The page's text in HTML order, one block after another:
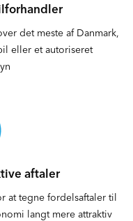
det meste af Danmark,
eller et autoriseret
aftaler
at tegne fordelsaftaler til
langt mere attraktiv